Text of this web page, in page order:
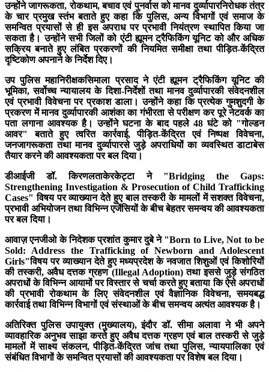
उन्होंने जागरूकता, रोकथाम, बचाव एवं पुनर्वास को मानव दुर्व्‍यापारनिरोधक तंत्र
के चार प्रमुख स्तंभ बताते हुए कहा कि पुलिस, अन्य विभागों एवं समाज के
समन्वित प्रयासों से ही इस अपराध पर प्रभावी नियंत्रण स्थापित किया जा
सकता है। उन्होंने सभी जिलों को एंटी ह्यूमन ट्रैफिकिंग यूनिट को और अधिक
सक्रिय बनाते हुए लंबित प्रकरणों की नियमित समीक्षा तथा पीड़ित-केंद्रित
दृष्टिकोण अपनाने के निर्देश दिए।
उप पुलिस महानिरीक्षकसिमाला प्रसाद ने एंटी ह्यूमन ट्रैफिकिंग यूनिट की
भूमिका, सर्वोच्च न्यायालय के दिशा-निर्देशों तथा मानव दुर्व्‍यापारकी संवेदनशील
एवं प्रभावी विवेचना पर प्रकाश डाला। उन्होंने कहा कि प्रत्येक गुमशुदगी के
प्रकरण में मानव दुर्व्‍यापारकी आशंका का गंभीरता से परीक्षण कर पूरे नेटवर्क का
पता लगाना आवश्यक है। उन्होंने घटना के बाद पहले 48 घंटे को "गोल्डन
आवर" बताते हुए त्वरित कार्रवाई, पीड़ित-केंद्रित एवं निष्पक्ष विवेचना,
जनजागरूकता तथा मानव दुर्व्‍यापारसे जुड़े अपराधियों का व्यवस्थित डाटाबेस
तैयार करने की आवश्यकता पर बल दिया।
डीआईजी डॉ. किरणलताकेरकेट्टा ने "Bridging the Gaps:
Strengthening Investigation & Prosecution of Child Trafficking
Cases" विषय पर व्याख्यान देते हुए बाल तस्करी के मामलों में सशक्त विवेचना,
प्रभावी अभियोजन तथा विभिन्न एजेंसियों के बीच बेहतर समन्वय की आवश्यकता
पर बल दिया।
आवाज़ एनजीओ के निदेशक प्रशांत कुमार दुबे ने "Born to Live, Not to be
Sold: Address the Trafficking of Newborn and Adolescent
Girls"विषय पर व्याख्यान देते हुए मध्यप्रदेश के नवजात शिशुओं एवं किशोरियों
की तस्करी, अवैध दत्तक ग्रहण (Illegal Adoption) तथा इससे जुड़े संगठित
अपराधों के विभिन्न आयामों पर विस्तार से चर्चा करते हुए बताया कि ऐसे अपराधों
की प्रभावी रोकथाम के लिए संवेदनशील एवं वैज्ञानिक विवेचना, समयबद्ध
कार्रवाई तथा विभिन्न विभागों एवं संस्थाओं के बीच समन्वय अत्यंत आवश्यक है।
अतिरिक्त पुलिस उपायुक्त (मुख्यालय), इंदौर डॉ. सीमा अलावा ने भी अपने
व्यावहारिक अनुभव साझा करते हुए अवैध दत्तक ग्रहण एवं बाल तस्करी से जुड़े
मामलों में साक्ष्य संकलन, पीड़ित-केंद्रित जांच तथा पुलिस, न्यायपालिका एवं
संबंधित विभागों के समन्वित प्रयासों की आवश्यकता पर विशेष बल दिया।